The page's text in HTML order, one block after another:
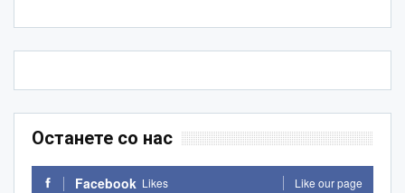
Останете со нас
Facebook Likes Like our page